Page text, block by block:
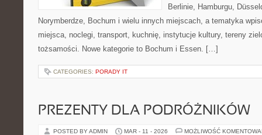
Berlinie, Hamburgu,
Norymberdze, Bochum i wielu innych miejscach, a tematyka
miejsca, noclegi, transport, kuchnię, instytucje kultury, tereny
tożsamości. Nowe kategorie to Bochum i Essen. […]
CATEGORIES: PORADY IT
PREZENTY DLA PODRÓŻNIKÓW
POSTED BY ADMIN MAR - 11 - 2026 MOŻLIWOŚĆ